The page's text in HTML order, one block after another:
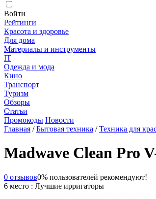
Войти
Рейтинги
Красота и здоровье
Для дома
Материалы и инструменты
IT
Одежда и мода
Кино
Транспорт
Туризм
Обзоры
Статьи
Промокоды Новости
Главная /Бытовая техника /Техника для
Madwave Clean Pro
0 отзывов0% пользователей рекомендуют!
6 место : Лучшие ирригаторы